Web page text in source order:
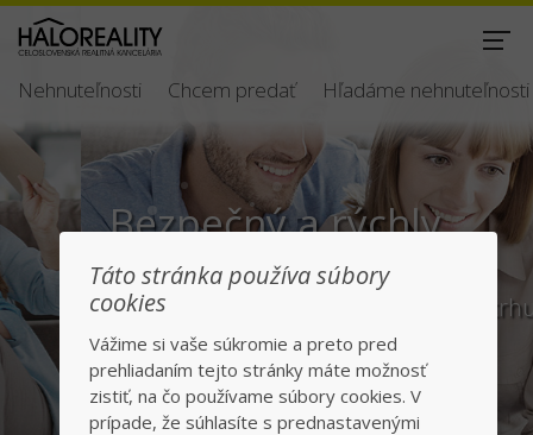
Nehnuteľnosti Chcem predať Hľadáme nehnuteľnosti
Bezpečný a rýchly
predaj/kúpa
Jednotka v realitách na slovenskom trhu
Táto stránka používa súbory
cookies
Vážime si vaše súkromie a preto pred
prehliadaním tejto stránky máte možnosť
zistiť, na čo používame súbory cookies. V
prípade, že súhlasíte s prednastavenými